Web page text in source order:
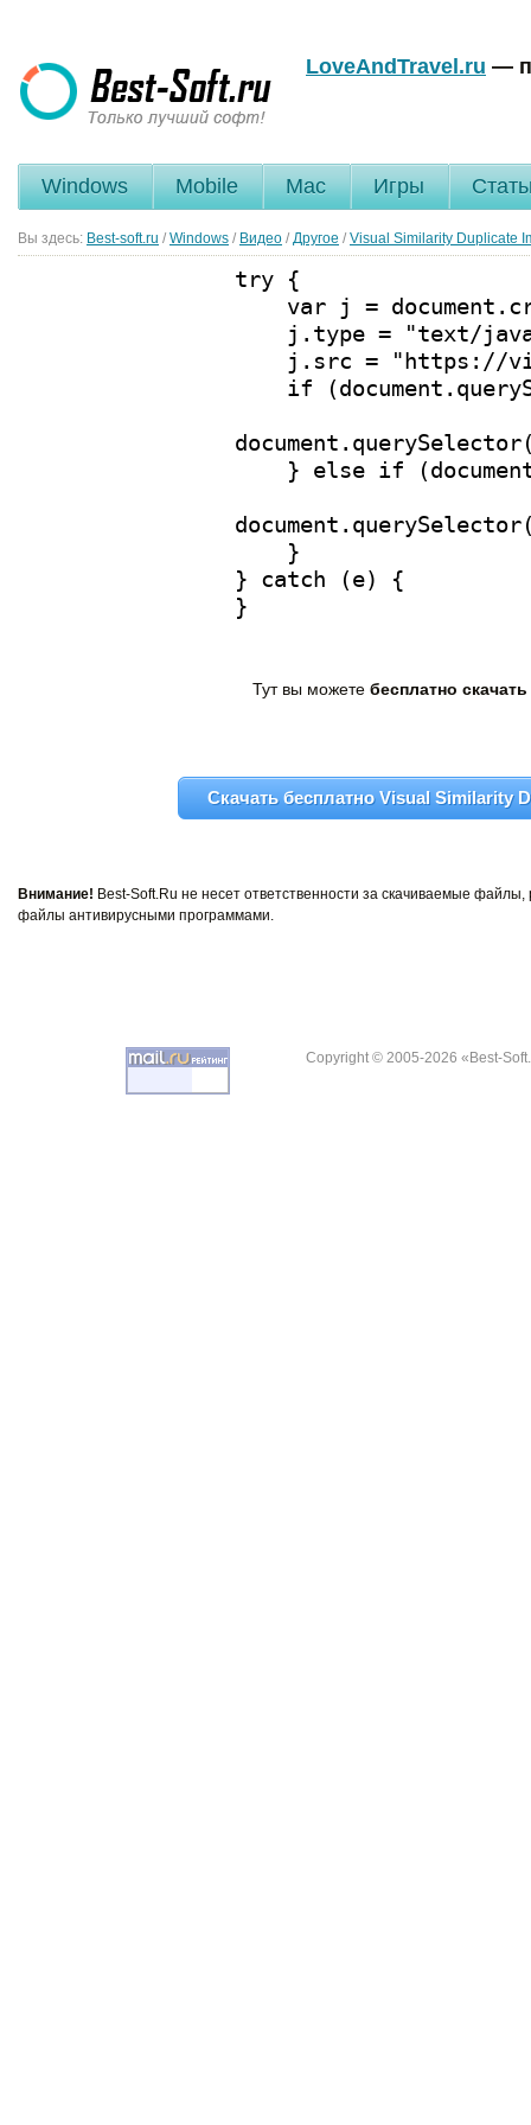
LoveAndTravel.ru —
Windows Mobile Mac Игры
Вы здесь: Best-soft.ru / Windows / Видео / Другое / Visual Similarity Duplicate
Тут вы можете бесплатно
Скачать бесплатно Visual Similarity
Внимание! Best-Soft.Ru не несет ответственности за скачиваемые
файлы антивирусными программами.
Copyright © 2005-2026 «Best-